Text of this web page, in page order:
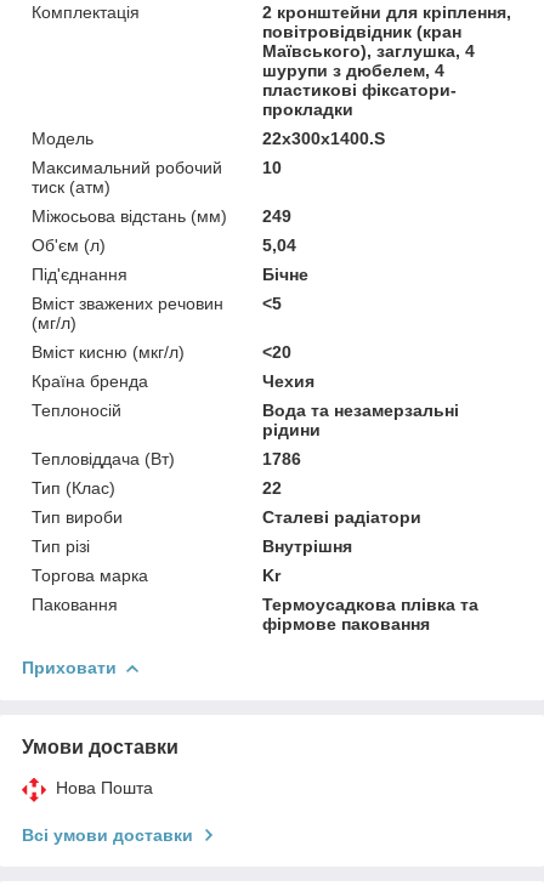
Комплектація
2 кронштейни для кріплення,
повітровідвідник (кран
Маївського), заглушка, 4
шурупи з дюбелем, 4
пластикові фіксатори-
прокладки
Мoдель
22х300х1400.S
Максимальний робочий
тиск (атм)
10
Міжосьова відстань (мм)
249
Об'єм (л)
5,04
Під'єднання
Бічне
Вміст зважених речовин
(мг/л)
<5
Вміст кисню (мкг/л)
<20
Країна бренда
Чехия
Теплоносій
Вода та незамерзальні
рідини
Тепловіддача (Вт)
1786
Тип (Клас)
22
Тип вироби
Сталеві радіатори
Тип різі
Внутрішня
Торгова марка
Kr
Паковання
Термоусадкова плівка та
фірмове паковання
Приховати
Умови доставки
Нова Пошта
Всі умови доставки